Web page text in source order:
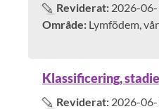
Reviderat: 2026-
Område: Lymfödem,
Klassificering,
Reviderat: 2026-